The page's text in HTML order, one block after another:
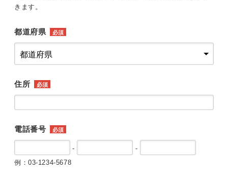
きます。
都道府県 必須
住所 必須
電話番号 必須
-
-
例：03-1234-5678